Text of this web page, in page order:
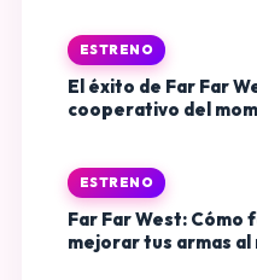
ESTRENO
El éxito de Far Far
cooperativo del
ESTRENO
Far Far West:
mejorar tus armas al